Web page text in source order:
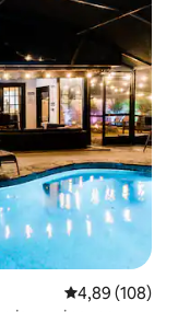
Évaluation
4,89 (108)